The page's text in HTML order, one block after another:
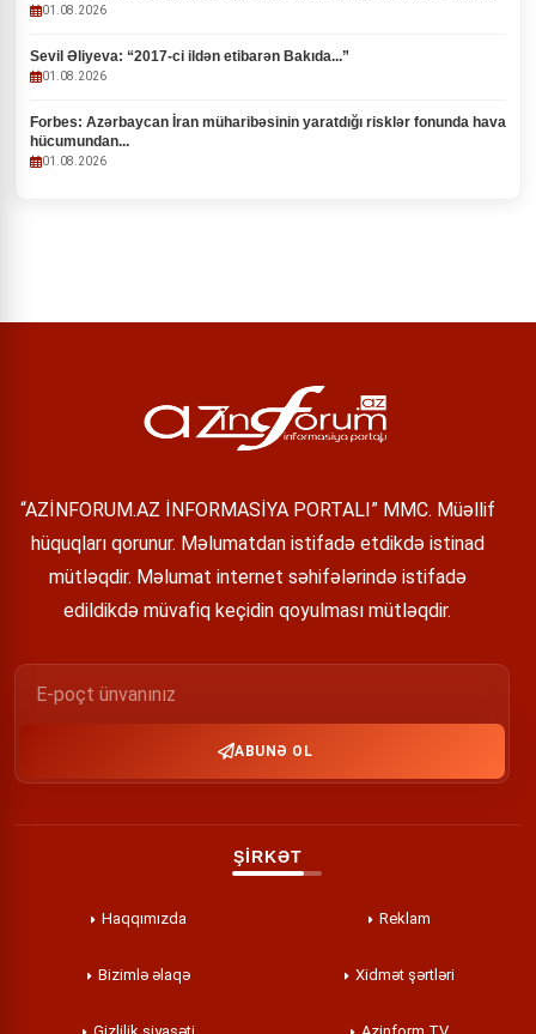
01.08.2026
Sevil Əliyeva: “2017-ci ildən etibarən Bakıda...”
01.08.2026
Forbes: Azərbaycan İran müharibəsinin yaratdığı risklər fonunda hava
hücumundan...
01.08.2026
“AZİNFORUM.AZ İNFORMASİYA PORTALI” MMC. Müəllif
hüquqları qorunur. Məlumatdan istifadə etdikdə istinad
mütləqdir. Məlumat internet səhifələrində istifadə
edildikdə müvafiq keçidin qoyulması mütləqdir.
ABUNƏ OL
ŞİRKƏT
Haqqımızda Reklam
Bizimlə əlaqə Xidmət şərtləri